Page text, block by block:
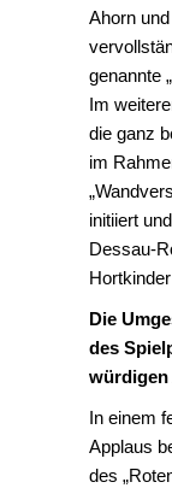
Ahorn
genannte
Im
die ganz
im
initiiert
Dessau-
Die
des
In einem
Applaus
des